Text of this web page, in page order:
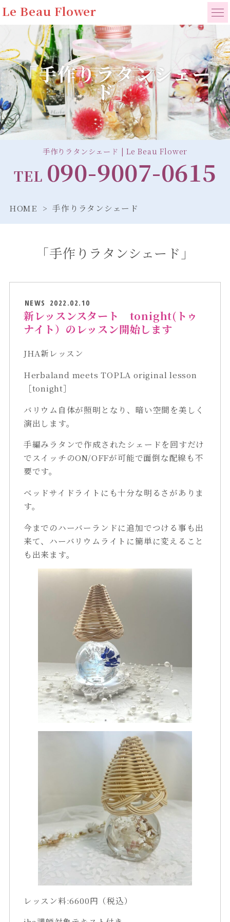
Le Beau Flower
「手作りラタンシェー
ド」
手作りラタンシェード | Le Beau Flower
TEL 090-9007-0615
HOME 手作りラタンシェード
「手作りラタンシェード」
NEWS 2022.02.10
新レッスンスタート tonight(トゥ
ナイト）のレッスン開始します
JHA新レッスン
Herbaland meets TOPLA original lesson
［tonight］
バリウム自体が照明となり、暗い空間を美しく
演出します。
手編みラタンで作成されたシェードを回すだけ
でスイッチのON/OFFが可能で面倒な配線も不
要です。
ベッドサイドライトにも十分な明るさがありま
す。
今までのハーバーランドに追加でつける事も出
来て、ハーバリウムライトに簡単に変えること
も出来ます。
レッスン料:6600円（税込）